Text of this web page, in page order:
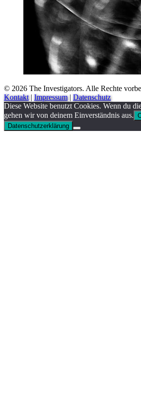
© 2026 The Investigators. Alle Rechte
Kontakt| Impressum| Datenschutz
Diese Website benutzt Cookies. Wenn du
gehen wir von deinem Einverständnis aus.
Datenschutzerklärung